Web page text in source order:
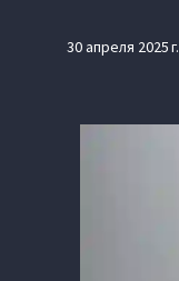
30 апреля 2025 г.